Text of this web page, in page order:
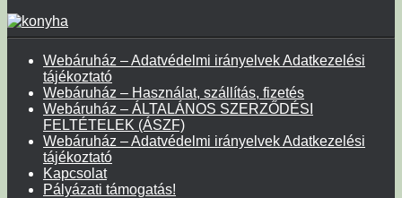
Webáruház – Adatvédelmi irányelvek Adatkezelési
tájékoztató
Webáruház – Használat, szállítás, fizetés
Webáruház – ÁLTALÁNOS SZERZŐDÉSI
FELTÉTELEK (ÁSZF)
Webáruház – Adatvédelmi irányelvek Adatkezelési
tájékoztató
Kapcsolat
Pályázati támogatás!